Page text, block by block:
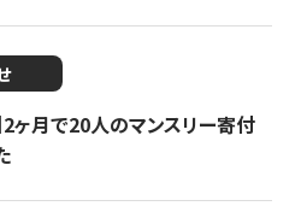
2ヶ月で20人のマンスリー寄付